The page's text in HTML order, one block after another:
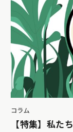
コラム
【特集】私た